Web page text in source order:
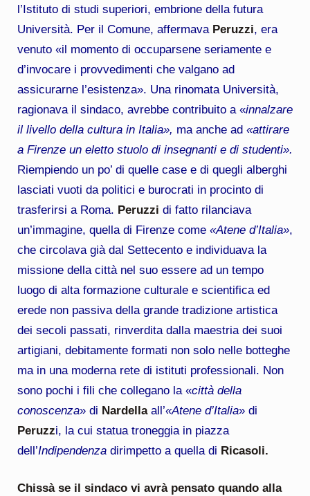
l’Istituto di studi superiori, embrione della futura
Università. Per il Comune, affermava Peruzzi, era
venuto «il momento di occuparsene seriamente e
d’invocare i provvedimenti che valgano ad
assicurarne l’esistenza». Una rinomata Università,
ragionava il sindaco, avrebbe contribuito a «innalzare
il livello della cultura in Italia», ma anche ad«attirare
a Firenze un eletto stuolo di insegnanti e di studenti».
Riempiendo un po’ di quelle case e di quegli alberghi
lasciati vuoti da politici e burocrati in procinto di
trasferirsi a Roma. Peruzzi di fatto rilanciava
un’immagine, quella di Firenze come «Atene d’Italia»,
che circolava già dal Settecento e individuava la
missione della città nel suo essere ad un tempo
luogo di alta formazione culturale e scientifica ed
erede non passiva della grande tradizione artistica
dei secoli passati, rinverdita dalla maestria dei suoi
artigiani, debitamente formati non solo nelle botteghe
ma in una moderna rete di istituti professionali. Non
sono pochi i fili che collegano la «città della
conoscenza» di Nardellaall’«Atene d’Italia» di
Peruzzi, la cui statua troneggia in piazza
dell’Indipendenzadirimpetto a quella di Ricasoli.
Chissà se il sindaco vi avrà pensato quando alla